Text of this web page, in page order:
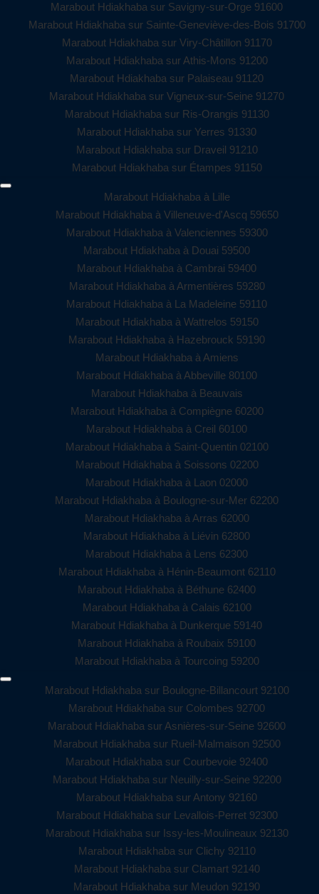
Marabout Hdiakhaba sur Savigny-sur-Orge 91600
Marabout Hdiakhaba sur Sainte-Geneviève-des-Bois 91700
Marabout Hdiakhaba sur Viry-Châtillon 91170
Marabout Hdiakhaba sur Athis-Mons 91200
Marabout Hdiakhaba sur Palaiseau 91120
Marabout Hdiakhaba sur Vigneux-sur-Seine 91270
Marabout Hdiakhaba sur Ris-Orangis 91130
Marabout Hdiakhaba sur Yerres 91330
Marabout Hdiakhaba sur Draveil 91210
Marabout Hdiakhaba sur Étampes 91150
Marabout Hdiakhaba à Lille
Marabout Hdiakhaba à Villeneuve-d'Ascq 59650
Marabout Hdiakhaba à Valenciennes 59300
Marabout Hdiakhaba à Douai 59500
Marabout Hdiakhaba à Cambrai 59400
Marabout Hdiakhaba à Armentières 59280
Marabout Hdiakhaba à La Madeleine 59110
Marabout Hdiakhaba à Wattrelos 59150
Marabout Hdiakhaba à Hazebrouck 59190
Marabout Hdiakhaba à Amiens
Marabout Hdiakhaba à Abbeville 80100
Marabout Hdiakhaba à Beauvais
Marabout Hdiakhaba à Compiègne 60200
Marabout Hdiakhaba à Creil 60100
Marabout Hdiakhaba à Saint-Quentin 02100
Marabout Hdiakhaba à Soissons 02200
Marabout Hdiakhaba à Laon 02000
Marabout Hdiakhaba à Boulogne-sur-Mer 62200
Marabout Hdiakhaba à Arras 62000
Marabout Hdiakhaba à Liévin 62800
Marabout Hdiakhaba à Lens 62300
Marabout Hdiakhaba à Hénin-Beaumont 62110
Marabout Hdiakhaba à Béthune 62400
Marabout Hdiakhaba à Calais 62100
Marabout Hdiakhaba à Dunkerque 59140
Marabout Hdiakhaba à Roubaix 59100
Marabout Hdiakhaba à Tourcoing 59200
Marabout Hdiakhaba sur Boulogne-Billancourt 92100
Marabout Hdiakhaba sur Colombes 92700
Marabout Hdiakhaba sur Asnières-sur-Seine 92600
Marabout Hdiakhaba sur Rueil-Malmaison 92500
Marabout Hdiakhaba sur Courbevoie 92400
Marabout Hdiakhaba sur Neuilly-sur-Seine 92200
Marabout Hdiakhaba sur Antony 92160
Marabout Hdiakhaba sur Levallois-Perret 92300
Marabout Hdiakhaba sur Issy-les-Moulineaux 92130
Marabout Hdiakhaba sur Clichy 92110
Marabout Hdiakhaba sur Clamart 92140
Marabout Hdiakhaba sur Meudon 92190